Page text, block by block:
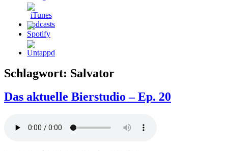
Schlagwort: Salvator
Das aktuelle Bierstudio – Ep. 20